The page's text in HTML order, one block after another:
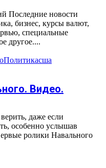
Последние новости
бизнес, курсы валют,
специальные
другое....
Политикасша
Видео.
даже если
особенно услышав
ролики Навального